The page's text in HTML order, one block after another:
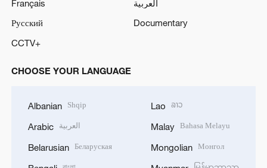
Français
العربية
Русский
Documentary
CCTV+
CHOOSE YOUR LANGUAGE
Albanian Shqip
Arabic العربية
Belarusian Беларуская
Lao ລາວ
Malay Bahasa Melayu
Mongolian Монгол